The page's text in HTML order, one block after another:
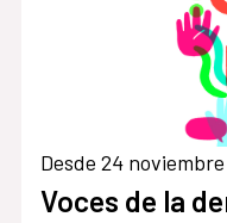
Desde 24
Voces de la